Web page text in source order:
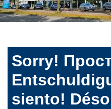
Sorry!
siento!